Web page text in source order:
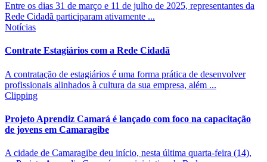
Entre os dias 31 de março e 11 de julho de 2025, representantes da
Rede Cidadã participaram ativamente ...
Notícias
Contrate Estagiários com a Rede Cidadã
A contratação de estagiários é uma forma prática de desenvolver
profissionais alinhados à cultura da sua empresa, além ...
Clipping
Projeto Aprendiz Camará é lançado com foco na capacitação
de jovens em Camaragibe
A cidade de Camaragibe deu início, nesta última quarta-feira (14),